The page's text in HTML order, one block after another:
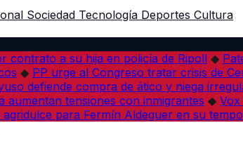
Sociedad Tecnología Deportes Cultura
contrato a su hija en policía de Ripoll ◆
◆ PP urge al Congreso tratar crisis de
defiende compra de ático y niega
aumentan tensiones con inmigrantes ◆
agridulce para Fermín Aldeguer en su